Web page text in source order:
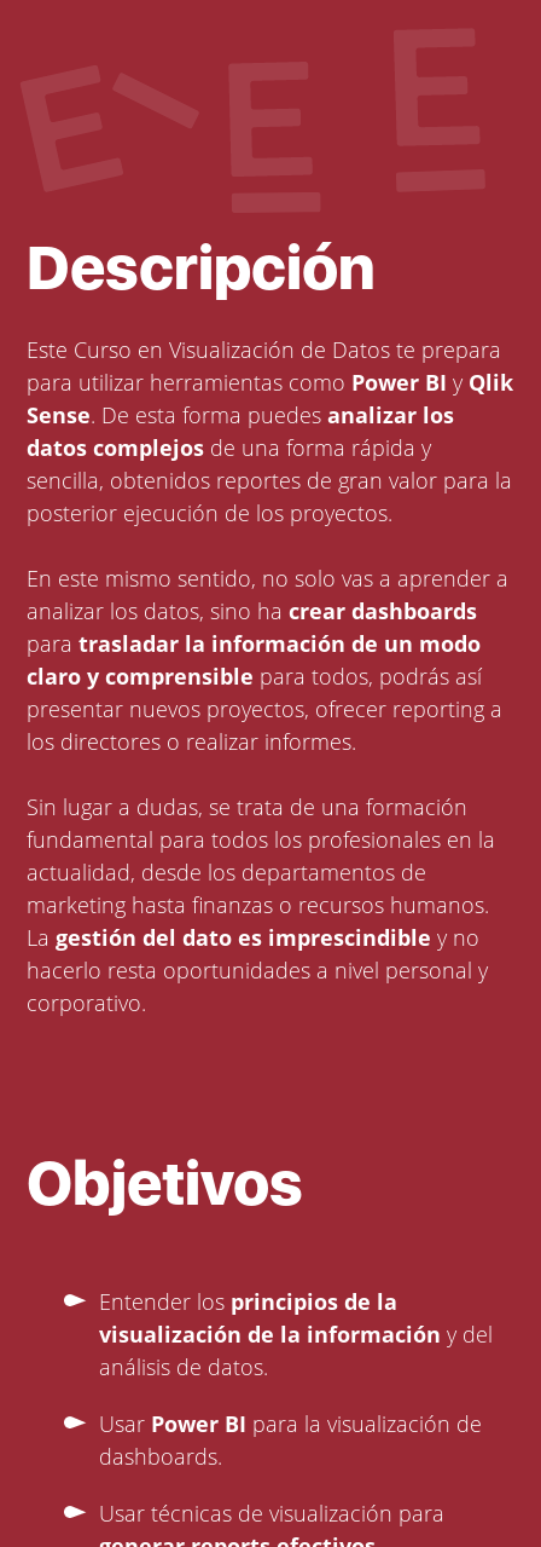
Descripción
Este Curso en Visualización de Datos te prepara
para utilizar herramientas como Power BI y Qlik
Sense. De esta forma puedesanalizar los
datos complejos de una forma rápida y
sencilla, obtenidos reportes de gran valor para la
posterior ejecución de los proyectos.
En este mismo sentido, no solo vas a aprender a
analizar los datos, sino hacrear dashboards
paratrasladar la información de un modo
claro y comprensible para todos, podrás así
presentar nuevos proyectos, ofrecer reporting a
los directores o realizar informes.
Sin lugar a dudas, se trata de una formación
fundamental para todos los profesionales en la
actualidad, desde los departamentos de
marketing hasta finanzas o recursos humanos.
Lagestión del dato es imprescindible y no
hacerlo resta oportunidades a nivel personal y
corporativo.
Objetivos
Entender los principios de la
visualización de la informacióny del
análisis de datos.
Usar Power BI para la visualización de
dashboards.
Usar técnicas de visualización para